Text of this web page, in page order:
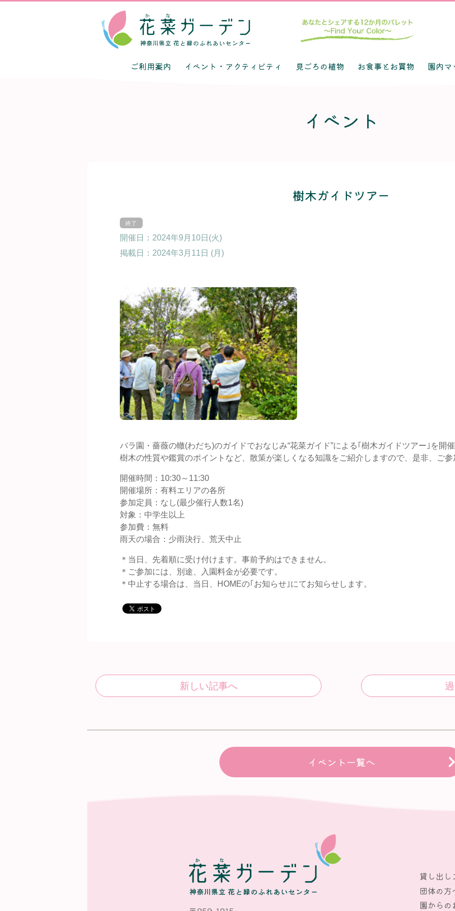
ご利用案内 イベント・アクティビティ 見ごろの植物 お食事とお買物 園内マ
イベント
樹木ガイドツアー
開催日：2024年9月10日(火)
掲載日： 2024年3月11日 (月)
バラ園・薔薇の轍(わだち)のガイドでおなじみ“花菜ガイド”による｢樹木ガイドツアー｣を開催
樹木の性質や鑑賞のポイントなど、散策が楽しくなる知識をご紹介しますので、是非、ご参
開催時間：10:30～11:30
開催場所：有料エリアの各所
参加定員：なし(最少催行人数1名)
対象：中学生以上
参加費：無料
雨天の場合：少雨決行、荒天中止
＊当日、先着順に受け付けます。事前予約はできません。
＊ご参加には、別途、入園料金が必要です。
＊中止する場合は、当日、HOMEの｢お知らせ｣にてお知らせします。
イベント一覧へ
貸し出し
団体の方
園からの